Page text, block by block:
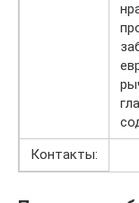
Контакты: